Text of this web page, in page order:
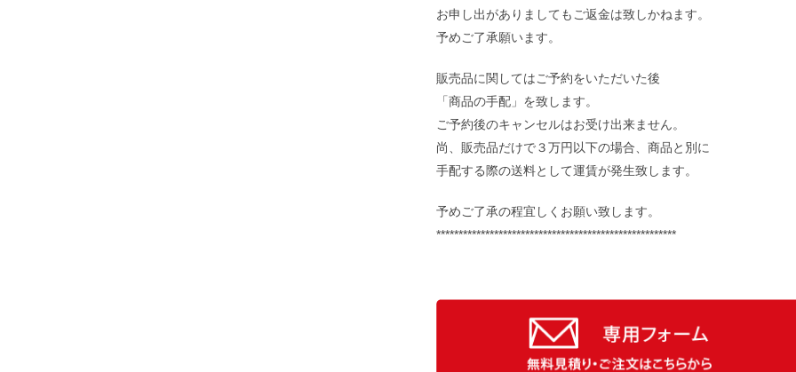
お申し出がありましてもご返金は致しかねます。
予めご了承願います。
販売品に関してはご予約をいただいた後
「商品の手配」を致します。
ご予約後のキャンセルはお受け出来ません。
尚、販売品だけで３万円以下の場合、商品と別に
手配する際の送料として運賃が発生致します。
予めご了承の程宜しくお願い致します。
******************************************************